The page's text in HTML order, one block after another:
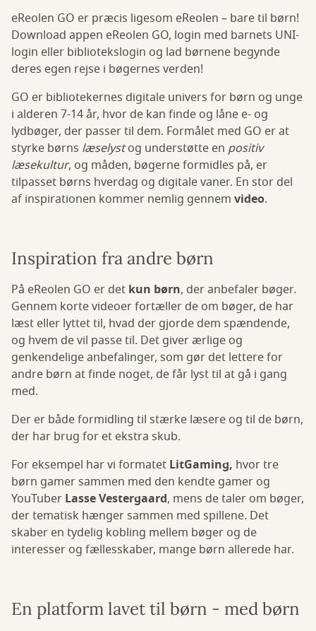
eReolen GO er præcis ligesom eReolen – bare til børn!
Download appen eReolen GO, login med barnets UNI-
login eller bibliotekslogin og lad børnene begynde
deres egen rejse i bøgernes verden!
GO er bibliotekernes digitale univers for børn og unge
i alderen 7-14 år, hvor de kan finde og låne e- og
lydbøger, der passer til dem. Formålet med GO er at
styrke børns læselystog understøtte en positiv
læsekultur, og måden, bøgerne formidles på, er
tilpasset børns hverdag og digitale vaner. En stor del
af inspirationen kommer nemlig gennem video.
Inspiration fra andre børn
På eReolen GO er det kun børn, der anbefaler bøger.
Gennem korte videoer fortæller de om bøger, de har
læst eller lyttet til, hvad der gjorde dem spændende,
og hvem de vil passe til. Det giver ærlige og
genkendelige anbefalinger, som gør det lettere for
andre børn at finde noget, de får lyst til at gå i gang
med.
Der er både formidling til stærke læsere og til de børn,
der har brug for et ekstra skub.
For eksempel har vi formatet LitGaming, hvor tre
børn gamer sammen med den kendte gamer og
YouTuber Lasse Vestergaard, mens de taler om bøger,
der tematisk hænger sammen med spillene. Det
skaber en tydelig kobling mellem bøger og de
interesser og fællesskaber, mange børn allerede har.
En platform lavet til børn - med børn